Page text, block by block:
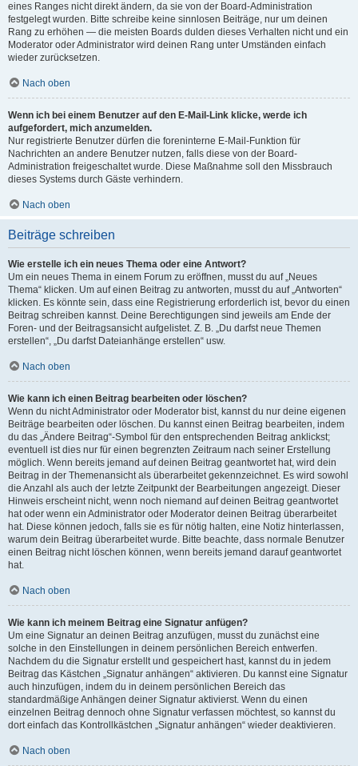
eines Ranges nicht direkt ändern, da sie von der Board-Administration
festgelegt wurden. Bitte schreibe keine sinnlosen Beiträge, nur um deinen
Rang zu erhöhen — die meisten Boards dulden dieses Verhalten nicht und ein
Moderator oder Administrator wird deinen Rang unter Umständen einfach
wieder zurücksetzen.
Nach oben
Wenn ich bei einem Benutzer auf den E-Mail-Link klicke, werde ich
aufgefordert, mich anzumelden.
Nur registrierte Benutzer dürfen die foreninterne E-Mail-Funktion für
Nachrichten an andere Benutzer nutzen, falls diese von der Board-
Administration freigeschaltet wurde. Diese Maßnahme soll den Missbrauch
dieses Systems durch Gäste verhindern.
Nach oben
Beiträge schreiben
Wie erstelle ich ein neues Thema oder eine Antwort?
Um ein neues Thema in einem Forum zu eröffnen, musst du auf „Neues
Thema“ klicken. Um auf einen Beitrag zu antworten, musst du auf „Antworten“
klicken. Es könnte sein, dass eine Registrierung erforderlich ist, bevor du einen
Beitrag schreiben kannst. Deine Berechtigungen sind jeweils am Ende der
Foren- und der Beitragsansicht aufgelistet. Z. B. „Du darfst neue Themen
erstellen“, „Du darfst Dateianhänge erstellen“ usw.
Nach oben
Wie kann ich einen Beitrag bearbeiten oder löschen?
Wenn du nicht Administrator oder Moderator bist, kannst du nur deine eigenen
Beiträge bearbeiten oder löschen. Du kannst einen Beitrag bearbeiten, indem
du das „Ändere Beitrag“-Symbol für den entsprechenden Beitrag anklickst;
eventuell ist dies nur für einen begrenzten Zeitraum nach seiner Erstellung
möglich. Wenn bereits jemand auf deinen Beitrag geantwortet hat, wird dein
Beitrag in der Themenansicht als überarbeitet gekennzeichnet. Es wird sowohl
die Anzahl als auch der letzte Zeitpunkt der Bearbeitungen angezeigt. Dieser
Hinweis erscheint nicht, wenn noch niemand auf deinen Beitrag geantwortet
hat oder wenn ein Administrator oder Moderator deinen Beitrag überarbeitet
hat. Diese können jedoch, falls sie es für nötig halten, eine Notiz hinterlassen,
warum dein Beitrag überarbeitet wurde. Bitte beachte, dass normale Benutzer
einen Beitrag nicht löschen können, wenn bereits jemand darauf geantwortet
hat.
Nach oben
Wie kann ich meinem Beitrag eine Signatur anfügen?
Um eine Signatur an deinen Beitrag anzufügen, musst du zunächst eine
solche in den Einstellungen in deinem persönlichen Bereich entwerfen.
Nachdem du die Signatur erstellt und gespeichert hast, kannst du in jedem
Beitrag das Kästchen „Signatur anhängen“ aktivieren. Du kannst eine Signatur
auch hinzufügen, indem du in deinem persönlichen Bereich das
standardmäßige Anhängen deiner Signatur aktivierst. Wenn du einen
einzelnen Beitrag dennoch ohne Signatur verfassen möchtest, so kannst du
dort einfach das Kontrollkästchen „Signatur anhängen“ wieder deaktivieren.
Nach oben